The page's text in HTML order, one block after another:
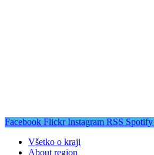
Facebook Flickr Instagram RSS Spotify
Všetko o kraji
About region